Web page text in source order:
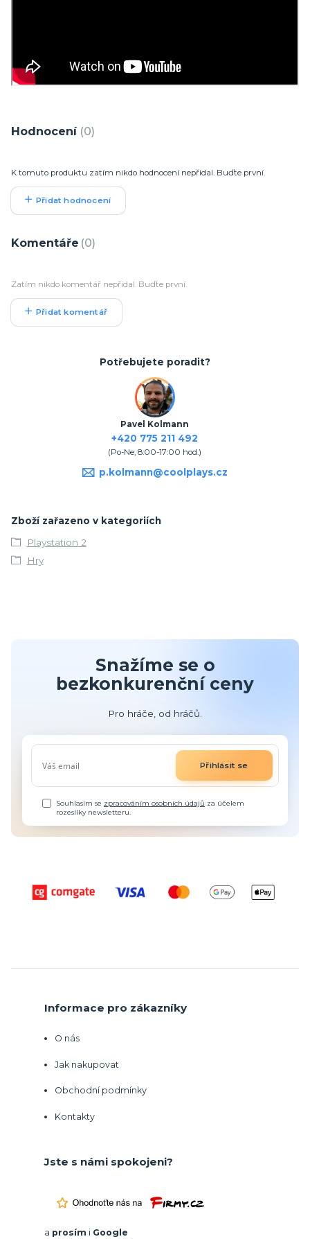
Hodnocení 0
K tomuto produktu zatím nikdo hodnocení nepřidal. Buďte první.
Přidat hodnocení
Komentáře 0
Zatím nikdo komentář nepřidal. Buďte první.
Přidat komentář
Potřebujete poradit?
Pavel Kolmann
+420 775 211 492
(Po-Ne, 8:00-17:00 hod.)
p.kolmann@coolplays.cz
Zboží zařazeno v kategoriích
Playstation 2
Hry
Snažíme se o
bezkonkurenční ceny
Pro hráče, od hráčů.
Přihlásit se
Souhlasím se zpracováním osobních údajů za účelem
rozesílky newsletteru.
Informace pro zákazníky
O nás
Jak nakupovat
Obchodní podmínky
Kontakty
Jste s námi spokojeni?
a prosím i Google